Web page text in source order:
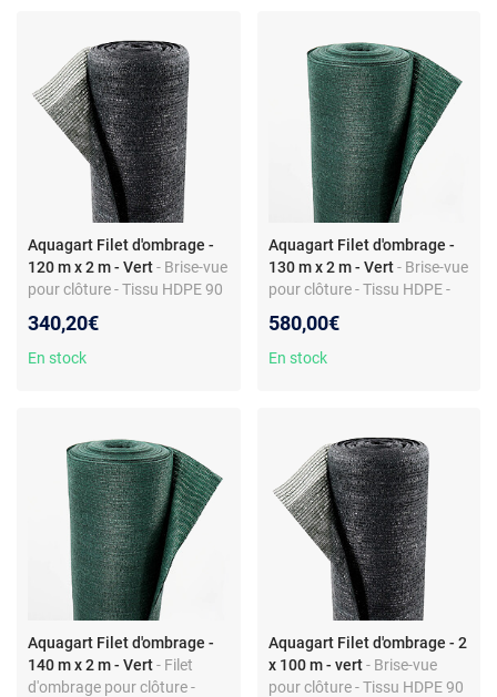
Aquagart Filet d'ombrage -
120 m x 2 m - Vert- Brise-vue
pour clôture - Tissu HDPE 90
Montage facile
340,20€
En stock
Aquagart Filet d'ombrage -
130 m x 2 m - Vert - Brise-vue
pour clôture - Tissu HDPE -
Largeur 2 m - Valeur
d'ombrage 80%
580,00€
En stock
Aquagart Filet d'ombrage -
140 m x 2 m - Vert- Filet
d'ombrage pour clôture -
Aquagart Filet d'ombrage - 2
x 100 m - vert - Brise-vue
pour clôture - Tissu HDPE 90